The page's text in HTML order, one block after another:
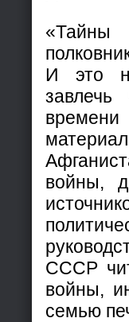
«Тайны
И это
войны,
СССР
войны,
семью